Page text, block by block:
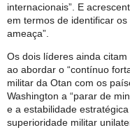
internacionais”. E
em termos de identificar
ameaça”.
Os dois líderes ainda
ao abordar o “contínuo
militar da Otan com os
Washington a “parar de
e a estabilidade
superioridade militar